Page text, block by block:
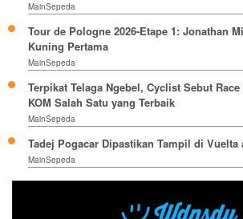
MainSepeda
Tour de Pologne 2026-Etape 1: Jonathan
Kuning Pertama
MainSepeda
Terpikat Telaga Ngebel, Cyclist Sebut
KOM Salah Satu yang Terbaik
MainSepeda
Tadej Pogacar Dipastikan Tampil di Vuelta
MainSepeda